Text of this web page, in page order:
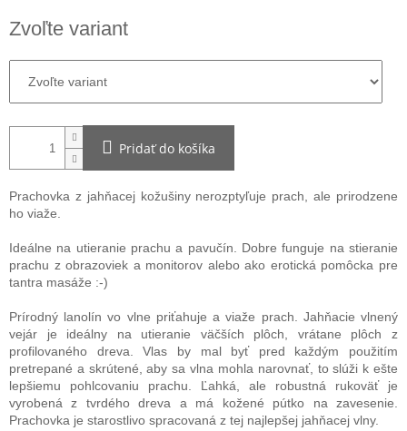
cena:
Zvoľte variant
Pridať do košíka
Prachovka z jahňacej kožušiny nerozptyľuje prach, ale prirodzene
ho viaže.
Ideálne na utieranie prachu a pavučín. Dobre funguje na stieranie
prachu z obrazoviek a monitorov alebo ako erotická pomôcka pre
tantra masáže :-)
Prírodný lanolín vo vlne priťahuje a viaže prach. Jahňacie vlnený
vejár je ideálny na utieranie väčších plôch, vrátane plôch z
profilovaného dreva. Vlas by mal byť pred každým použitím
pretrepané a skrútené, aby sa vlna mohla narovnať, to slúži k ešte
lepšiemu pohlcovaniu prachu. Ľahká, ale robustná rukoväť je
vyrobená z tvrdého dreva a má kožené pútko na zavesenie.
Prachovka je starostlivo spracovaná z tej najlepšej jahňacej vlny.